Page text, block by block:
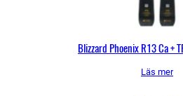
Blizzard Phoenix R13 Ca +
Läs mer